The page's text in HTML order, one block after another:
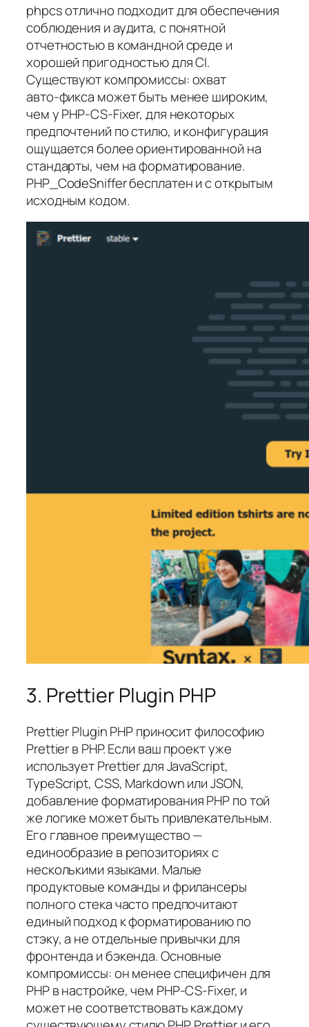
phpcs отлично подходит для обеспечения
соблюдения и аудита, с понятной
отчетностью в командной среде и
хорошей пригодностью для CI.
Существуют компромиссы: охват
авто‑фикса может быть менее широким,
чем у PHP‑CS‑Fixer, для некоторых
предпочтений по стилю, и конфигурация
ощущается более ориентированной на
стандарты, чем на форматирование.
PHP_CodeSniffer бесплатен и с открытым
исходным кодом.
3. Prettier Plugin PHP
Prettier Plugin PHP приносит философию
Prettier в PHP. Если ваш проект уже
использует Prettier для JavaScript,
TypeScript, CSS, Markdown или JSON,
добавление форматирования PHP по той
же логике может быть привлекательным.
Его главное преимущество —
единообразие в репозиториях с
несколькими языками. Малые
продуктовые команды и фрилансеры
полного стека часто предпочитают
единый подход к форматированию по
стэку, а не отдельные привычки для
фронтенда и бэкенда. Основные
компромиссы: он менее специфичен для
PHP в настройке, чем PHP-CS-Fixer, и
может не соответствовать каждому